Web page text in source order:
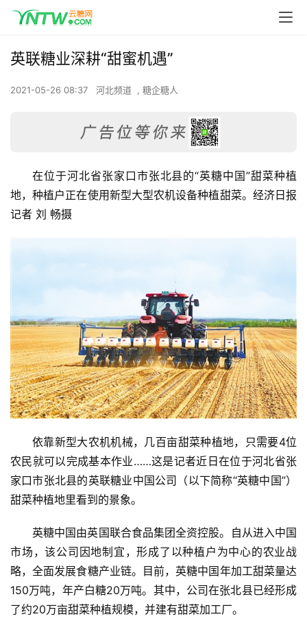
英联糖业深耕“甜蜜机遇”
2021-05-26 08:37 河北频道 , 糖企糖人
在位于河北省张家口市张北县的“英糖中国”甜菜种植
地，种植户正在使用新型大型农机设备种植甜菜。经济日报
记者 刘 畅摄
依靠新型大农机机械，几百亩甜菜种植地，只需要4位
农民就可以完成基本作业……这是记者近日在位于河北省张
家口市张北县的英联糖业中国公司（以下简称“英糖中国”）
甜菜种植地里看到的景象。
英糖中国由英国联合食品集团全资控股。自从进入中国
市场，该公司因地制宜，形成了以种植户为中心的农业战
略，全面发展食糖产业链。目前，英糖中国年加工甜菜量达
150万吨，年产白糖20万吨。其中，公司在张北县已经形成
了约20万亩甜菜种植规模，并建有甜菜加工厂。